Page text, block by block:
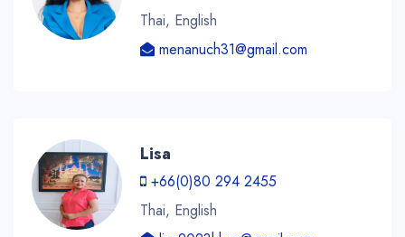
Thai, English
menanuch31@gmail.com
Lisa
+66(0)80 294 2455
Thai, English